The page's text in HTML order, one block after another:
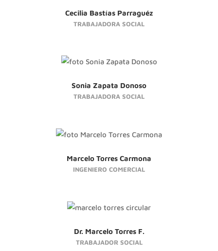
Cecilia Bastías Parraguéz
TRABAJADORA SOCIAL
Sonia Zapata Donoso
TRABAJADORA SOCIAL
Marcelo Torres Carmona
INGENIERO COMERCIAL
Dr. Marcelo Torres F.
TRABAJADOR SOCIAL